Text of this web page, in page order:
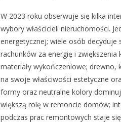
W 2023 roku obserwuje się kilka
wybory właścicieli nieruchomości.
energetycznej; wiele osób
rachunków za energię i
materiały wykończeniowe;
na swoje właściwości estetyczne
formy oraz neutralne kolory
większą rolę w remoncie domów;
podczas prac remontowych staje